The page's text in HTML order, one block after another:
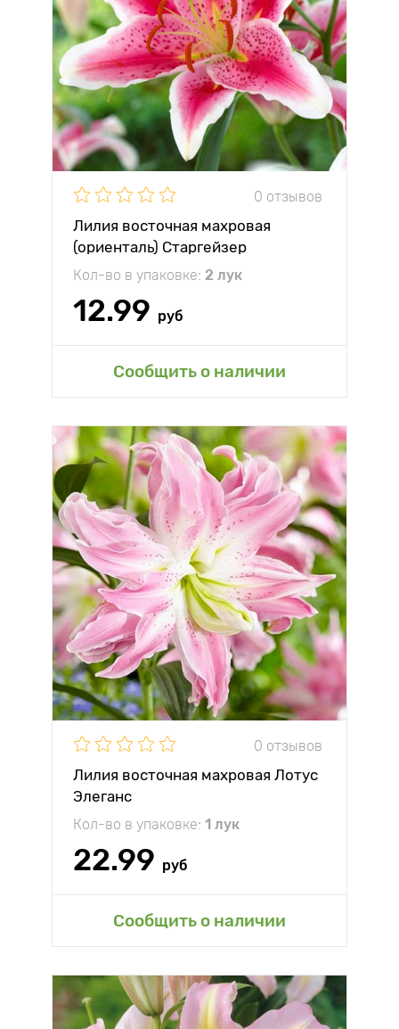
0 отзывов
Лилия восточная махровая
(ориенталь) Старгейзер
Кол-во в упаковке: 2 лук
12.99 руб
Сообщить о наличии
0 отзывов
Лилия восточная махровая Лотус
Элеганс
Кол-во в упаковке: 1 лук
22.99 руб
Сообщить о наличии